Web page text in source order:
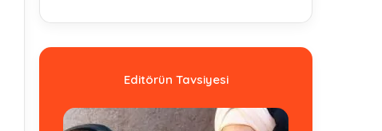
Editörün Tavsiyesi